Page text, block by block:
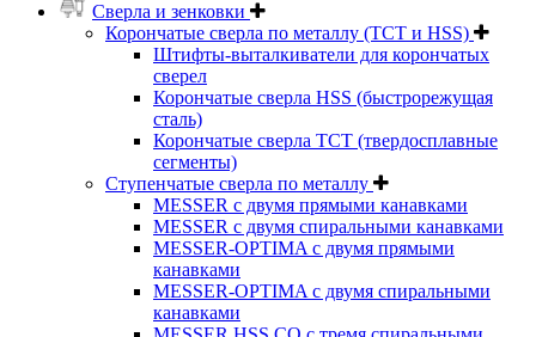
Сверла и зенковки
Корончатые сверла по металлу (TCT и HSS)
Штифты-выталкиватели для корончатых
сверел
Корончатые сверла HSS (быстрорежущая
сталь)
Корончатые сверла TCT (твердосплавные
сегменты)
Ступенчатые сверла по металлу
MESSER с двумя прямыми канавками
MESSER с двумя спиральными канавками
MESSER-OPTIMA с двумя прямыми
канавками
MESSER-OPTIMA с двумя спиральными
канавками